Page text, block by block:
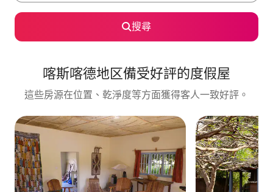
搜尋
喀斯喀德地区備受好評的度假屋
這些房源在位置、乾淨度等方面獲得客人一致好評。